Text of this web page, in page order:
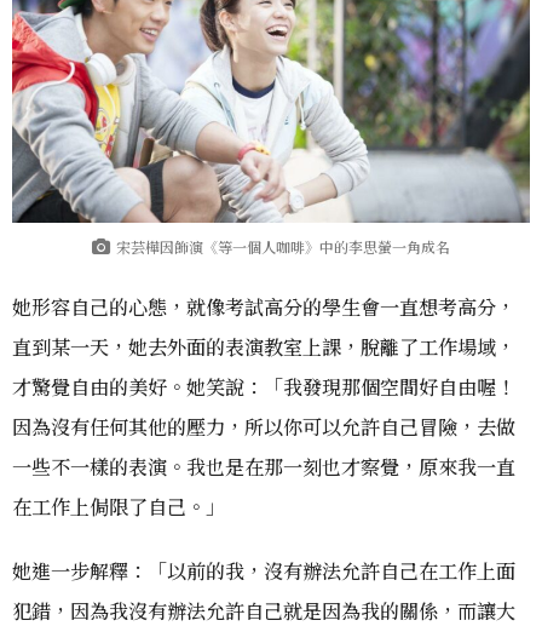
宋芸樺因飾演《等一個人咖啡》中的李思螢一角成名
她形容自己的心態，就像考試高分的學生會一直想考高分，
直到某一天，她去外面的表演教室上課，脫離了工作場域，
才驚覺自由的美好。她笑說：「我發現那個空間好自由喔！
因為沒有任何其他的壓力，所以你可以允許自己冒險，去做
一些不一樣的表演。我也是在那一刻也才察覺，原來我一直
在工作上侷限了自己。」
她進一步解釋：「以前的我，沒有辦法允許自己在工作上面
犯錯，因為我沒有辦法允許自己就是因為我的關係，而讓大